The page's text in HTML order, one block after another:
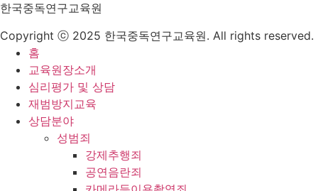
한국중독연구교육원
Copyright ⓒ 2025 한국중독연구교육원. All rights reserved.
홈
교육원장소개
심리평가 및 상담
재범방지교육
상담분야
성범죄
강제추행죄
공연음란죄